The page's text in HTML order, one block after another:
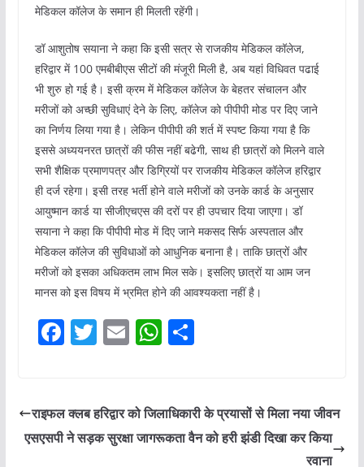
मेडिकल कॉलेज के समान ही मिलती रहेंगी।
डॉ आशुतोष सयाना ने कहा कि इसी सत्र से राजकीय मेडिकल कॉलेज,
हरिद्वार में 100 एमबीबीएस सीटों की मंजूरी मिली है, अब यहां विधिवत पढाई
भी शुरु हो गई है। इसी क्रम में मेडिकल कॉलेज के बेहतर संचालन और
मरीजों को अच्छी सुविधाएं देने के लिए, कॉलेज को पीपीपी मोड पर दिए जाने
का निर्णय लिया गया है। लेकिन पीपीपी की शर्त में स्पष्ट किया गया है कि
इससे अध्ययनरत छात्रों की फीस नहीं बढेगी, साथ ही छात्रों को मिलने वाले
सभी शैक्षिक प्रमाणपत्र और डिग्रियों पर राजकीय मेडिकल कॉलेज हरिद्वार
ही दर्ज रहेगा। इसी तरह भर्ती होने वाले मरीजों को उनके कार्ड के अनुसार
आयुष्मान कार्ड या सीजीएचएस की दरों पर ही उपचार दिया जाएगा। डॉ
सयाना ने कहा कि पीपीपी मोड में दिए जाने मकसद सिर्फ अस्पताल और
मेडिकल कॉलेज की सुविधाओं को आधुनिक बनाना है। ताकि छात्रों और
मरीजों को इसका अधिकतम लाभ मिल सके। इसलिए छात्रों या आम जन
मानस को इस विषय में भ्रमित होने की आवश्यकता नहीं है।
F
e
b
T
er
E
l
W
s
A
S
e
राइफल क्लब हरिद्वार को जिलाधिकारी के प्रयासों से मिला नया जीवन
एसएसपी ने सड़क सुरक्षा जागरूकता वैन को हरी झंडी दिखा कर किया
रवाना